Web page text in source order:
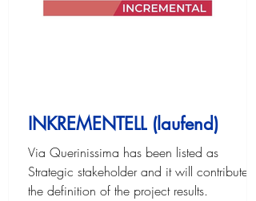
INKREMENTELL (laufend)
Via Querinissima has been listed as
Strategic stakeholder and it will contribute in
the definition of the project results.